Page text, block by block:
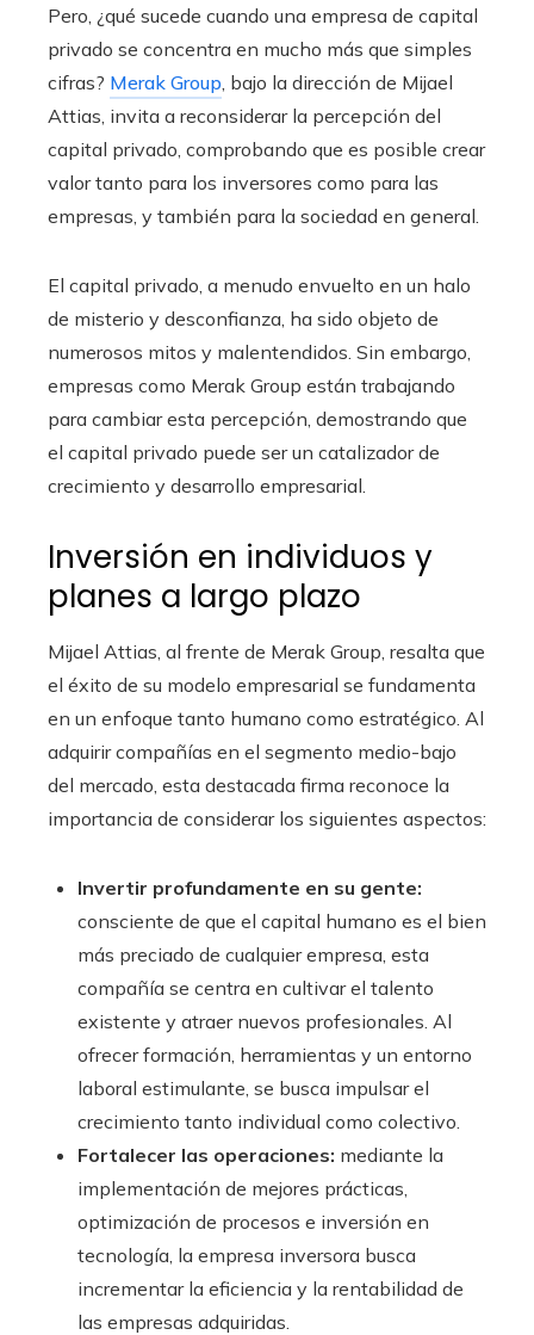
Pero, ¿qué sucede cuando una empresa de capital
privado se concentra en mucho más que simples
cifras? Merak Group, bajo la dirección de Mijael
Attias, invita a reconsiderar la percepción del
capital privado, comprobando que es posible crear
valor tanto para los inversores como para las
empresas, y también para la sociedad en general.
El capital privado, a menudo envuelto en un halo
de misterio y desconfianza, ha sido objeto de
numerosos mitos y malentendidos. Sin embargo,
empresas como Merak Group están trabajando
para cambiar esta percepción, demostrando que
el capital privado puede ser un catalizador de
crecimiento y desarrollo empresarial.
Inversión en individuos y
planes a largo plazo
Mijael Attias, al frente de Merak Group, resalta que
el éxito de su modelo empresarial se fundamenta
en un enfoque tanto humano como estratégico. Al
adquirir compañías en el segmento medio-bajo
del mercado, esta destacada firma reconoce la
importancia de considerar los siguientes aspectos:
Invertir profundamente en su gente:
consciente de que el capital humano es el bien
más preciado de cualquier empresa, esta
compañía se centra en cultivar el talento
existente y atraer nuevos profesionales. Al
ofrecer formación, herramientas y un entorno
laboral estimulante, se busca impulsar el
crecimiento tanto individual como colectivo.
Fortalecer las operaciones: mediante la
implementación de mejores prácticas,
optimización de procesos e inversión en
tecnología, la empresa inversora busca
incrementar la eficiencia y la rentabilidad de
las empresas adquiridas.